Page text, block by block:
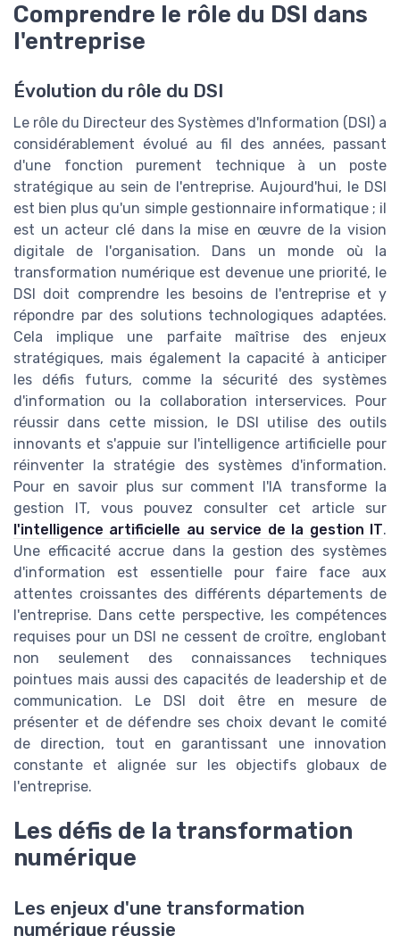
Comprendre le rôle du DSI dans
l'entreprise
Évolution du rôle du DSI
Le rôle du Directeur des Systèmes d'Information (DSI) a
considérablement évolué au fil des années, passant
d'une fonction purement technique à un poste
stratégique au sein de l'entreprise. Aujourd'hui, le DSI
est bien plus qu'un simple gestionnaire informatique ; il
est un acteur clé dans la mise en œuvre de la vision
digitale de l'organisation. Dans un monde où la
transformation numérique est devenue une priorité, le
DSI doit comprendre les besoins de l'entreprise et y
répondre par des solutions technologiques adaptées.
Cela implique une parfaite maîtrise des enjeux
stratégiques, mais également la capacité à anticiper
les défis futurs, comme la sécurité des systèmes
d'information ou la collaboration interservices. Pour
réussir dans cette mission, le DSI utilise des outils
innovants et s'appuie sur l'intelligence artificielle pour
réinventer la stratégie des systèmes d'information.
Pour en savoir plus sur comment l'IA transforme la
gestion IT, vous pouvez consulter cet article sur
l'intelligence artificielle au service de la gestion IT.
Une efficacité accrue dans la gestion des systèmes
d'information est essentielle pour faire face aux
attentes croissantes des différents départements de
l'entreprise. Dans cette perspective, les compétences
requises pour un DSI ne cessent de croître, englobant
non seulement des connaissances techniques
pointues mais aussi des capacités de leadership et de
communication. Le DSI doit être en mesure de
présenter et de défendre ses choix devant le comité
de direction, tout en garantissant une innovation
constante et alignée sur les objectifs globaux de
l'entreprise.
Les défis de la transformation
numérique
Les enjeux d'une transformation
numérique réussie